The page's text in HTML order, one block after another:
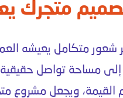
تصميم متجرك
شعور متكامل يعيشه
إلى مساحة تواصل
القيمة، ويجعل مشروع